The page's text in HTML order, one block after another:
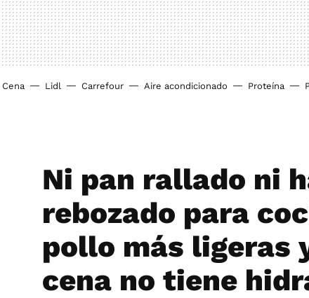
Cena Lidl Carrefour Aire acondicionado Proteína
Ni pan rallado ni
rebozado para
pollo más ligeras
cena no tiene